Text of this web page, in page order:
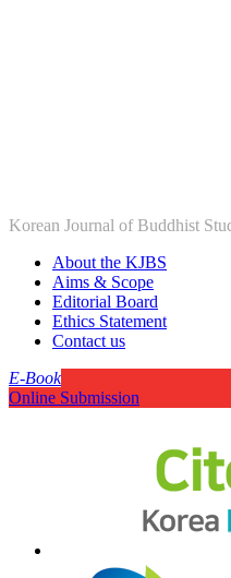
Korean Journal of Buddhist
About the KJBS
Aims & Scope
Editorial Board
Ethics Statement
Contact us
E-Book
Online Submission